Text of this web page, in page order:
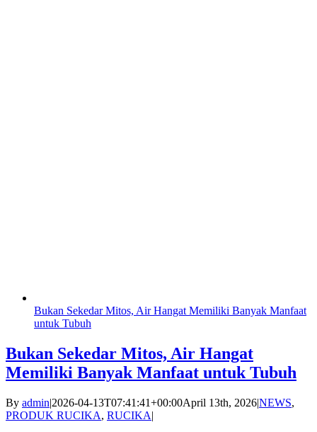
Bukan Sekedar Mitos, Air Hangat Memiliki Banyak Manfaat
untuk Tubuh
Bukan Sekedar Mitos, Air Hangat
Memiliki Banyak Manfaat untuk Tubuh
By admin|2026-04-13T07:41:41+00:00April 13th, 2026|NEWS,
PRODUK RUCIKA, RUCIKA|